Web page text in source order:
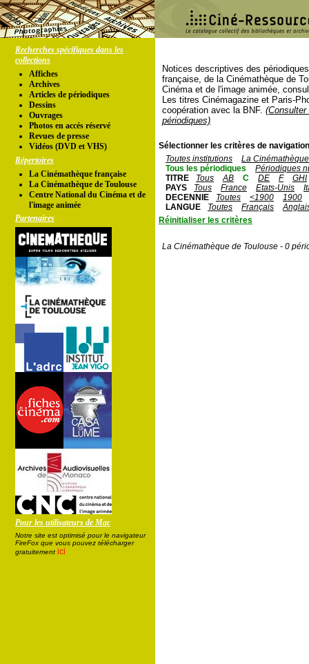
Recherches spécifiques dans les
collections
Affiches
Archives
Articles de périodiques
Dessins
Ouvrages
Photos en accés réservé
Revues de presse
Vidéos (DVD et VHS)
Répertoires
La Cinémathèque française
La Cinémathèque de Toulouse
Centre National du Cinéma et de
l'image animée
Partenaires
Pour les utilisateurs de Mac
Notre site est optimisé pour le navigateur
FireFox que vous pouvez télécharger
gratuitement ici
Notices descriptives des
française, de la Cinémathèque de
Cinéma et de l'image animée,
Les titres Cinémagazine et Paris-
coopération avec la BNF.
périodiques)
Sélectionner les critères de
Toutes institutions
La
Tous les périodiques
Périodiques
TITRE
Tous AB C DE F
GHI
PAYS
Tous France Etats-Unis
DECENNIE
Toutes <1900
1900
LANGUE
Toutes Français
Réinitialiser les critères
La Cinémathèque de Toulouse - 0